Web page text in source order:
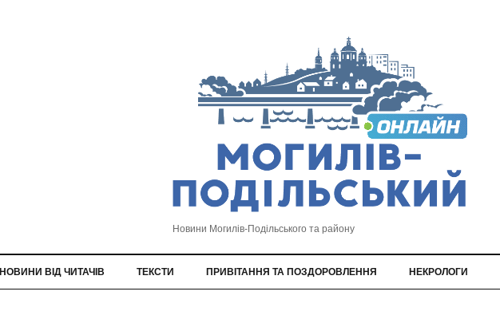
Новини Могилів-Подільського та району
НОВИНИ ВІД ЧИТАЧІВ ТЕКСТИ ПРИВІТАННЯ ТА ПОЗДОРОВЛЕННЯ НЕКРОЛОГИ